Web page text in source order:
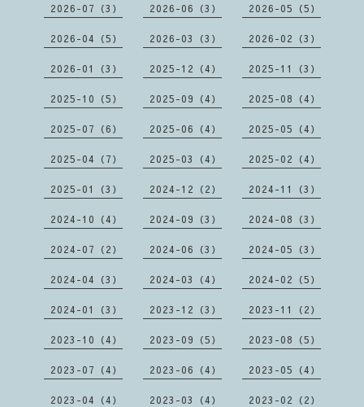
2026-07（3） 2026-06（3） 2026-05（5）
2026-04（5） 2026-03（3） 2026-02（3）
2026-01（3） 2025-12（4） 2025-11（3）
2025-10（5） 2025-09（4） 2025-08（4）
2025-07（6） 2025-06（4） 2025-05（4）
2025-04（7） 2025-03（4） 2025-02（4）
2025-01（3） 2024-12（2） 2024-11（3）
2024-10（4） 2024-09（3） 2024-08（3）
2024-07（2） 2024-06（3） 2024-05（3）
2024-04（3） 2024-03（4） 2024-02（5）
2024-01（3） 2023-12（3） 2023-11（2）
2023-10（4） 2023-09（5） 2023-08（5）
2023-07（4） 2023-06（4） 2023-05（4）
2023-04（4） 2023-03（4） 2023-02（2）